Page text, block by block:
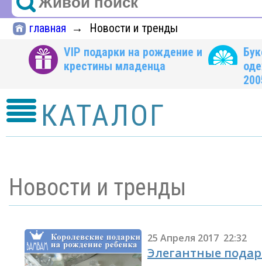
главная →
Новости и тренды
VIP подарки на рождение и
крестины младенца
КАТАЛОГ
Новости и тренды
25 Апреля 2017 22:32
Элегантные